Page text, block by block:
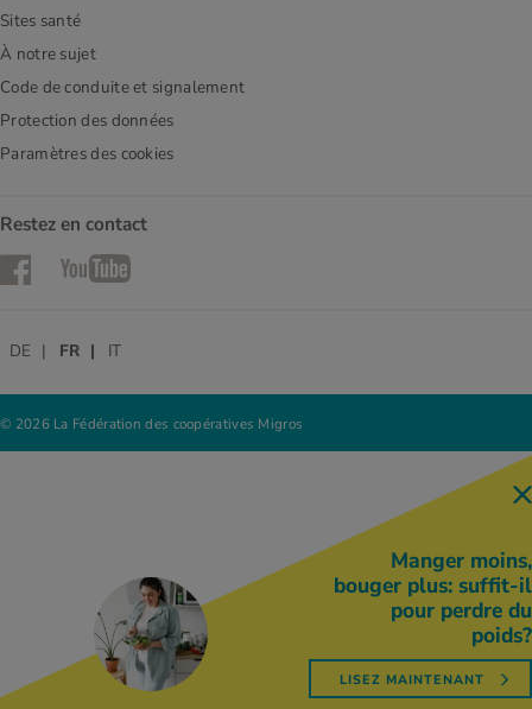
Sites santé
À notre sujet
Code de conduite et signalement
Protection des données
Paramètres des cookies
Restez en contact
FacebookYouTube
© 2026 La Fédération des coopératives Migros
DE FR IT
Manger moins,
bouger plus: suffit-il
pour perdre du
poids?
LISEZ MAINTENANT